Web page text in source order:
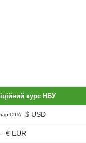
курс НБУ
США $ USD
€ EUR